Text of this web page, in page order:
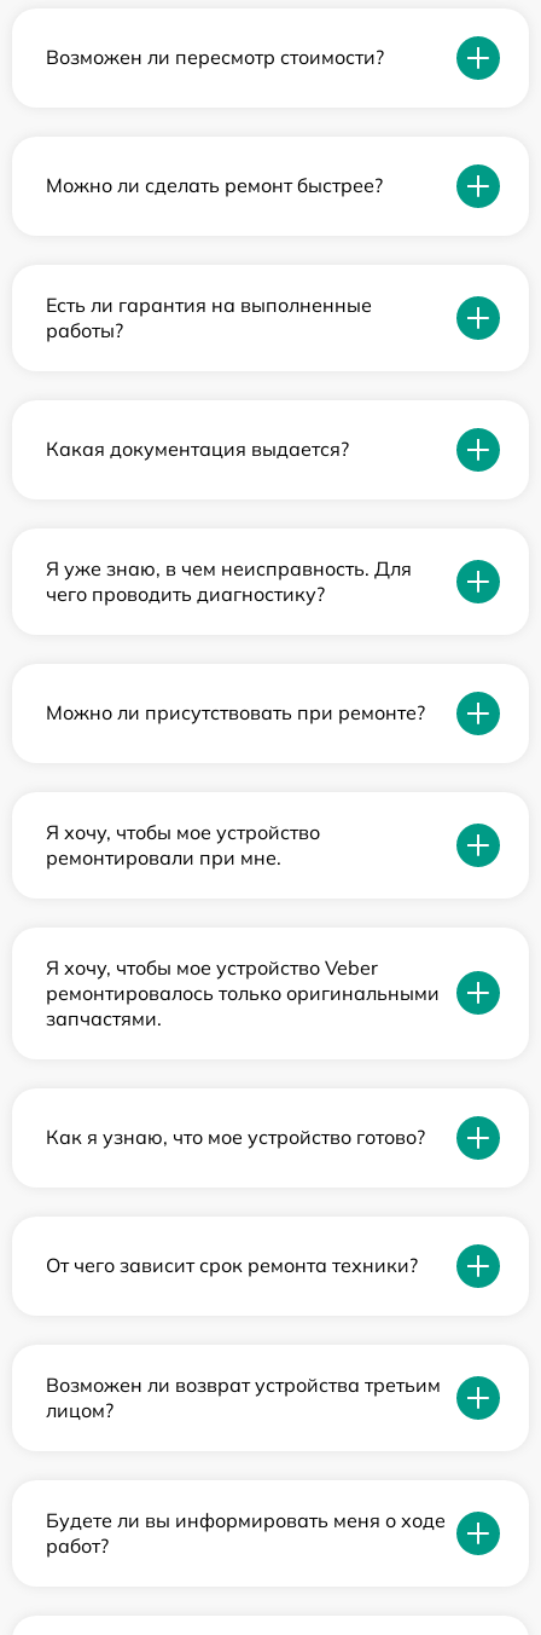
Возможен ли пересмотр стоимости?
Можно ли сделать ремонт быстрее?
Есть ли гарантия на выполненные
работы?
Какая документация выдается?
Я уже знаю, в чем неисправность. Для
чего проводить диагностику?
Можно ли присутствовать при ремонте?
Я хочу, чтобы мое устройство
ремонтировали при мне.
Я хочу, чтобы мое устройство Veber
ремонтировалось только оригинальными
запчастями.
Как я узнаю, что мое устройство готово?
От чего зависит срок ремонта техники?
Возможен ли возврат устройства третьим
лицом?
Будете ли вы информировать меня о ходе
работ?